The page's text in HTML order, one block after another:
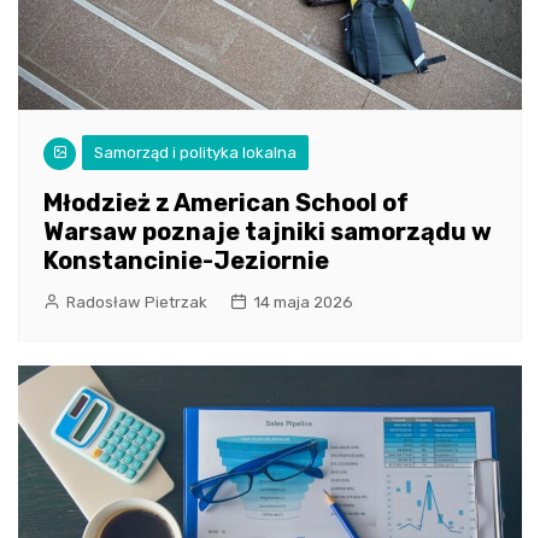
Samorząd i polityka lokalna
Młodzież z American School of
Warsaw poznaje tajniki samorządu w
Konstancinie-Jeziornie
Radosław Pietrzak 14 maja 2026